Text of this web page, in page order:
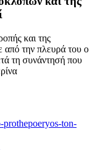
και της
από την πλευρά του ο
τη συνάντησή που
ton-